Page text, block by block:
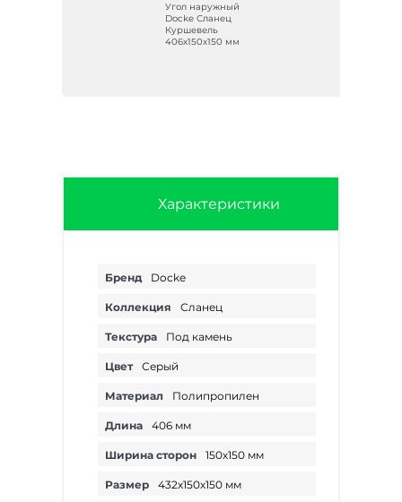
Угол наружный
Docke Сланец
Куршевель
406х150х150 мм
Характеристики
Бренд Docke
Коллекция Сланец
Текстура Под камень
Цвет Серый
Материал Полипропилен
Длина 406 мм
Ширина сторон 150х150 мм
Размер 432х150х150 мм